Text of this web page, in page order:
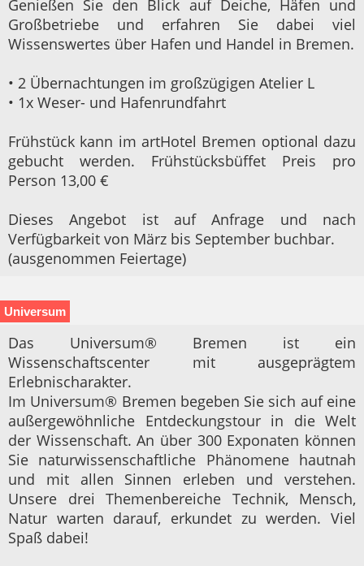
Genießen Sie den Blick auf Deiche, Häfen und
Großbetriebe und erfahren Sie dabei viel
Wissenswertes über Hafen und Handel in Bremen.
• 2 Übernachtungen im großzügigen Atelier L
• 1x Weser- und Hafenrundfahrt
Frühstück kann im artHotel Bremen optional dazu
gebucht werden. Frühstücksbüffet Preis pro
Person 13,00 €
Dieses Angebot ist auf Anfrage und nach
Verfügbarkeit von März bis September buchbar.
(ausgenommen Feiertage)
Universum
Das Universum® Bremen ist ein
Wissenschaftscenter mit ausgeprägtem
Erlebnischarakter.
Im Universum® Bremen begeben Sie sich auf eine
außergewöhnliche Entdeckungstour in die Welt
der Wissenschaft. An über 300 Exponaten können
Sie naturwissenschaftliche Phänomene hautnah
und mit allen Sinnen erleben und verstehen.
Unsere drei Themenbereiche Technik, Mensch,
Natur warten darauf, erkundet zu werden. Viel
Spaß dabei!